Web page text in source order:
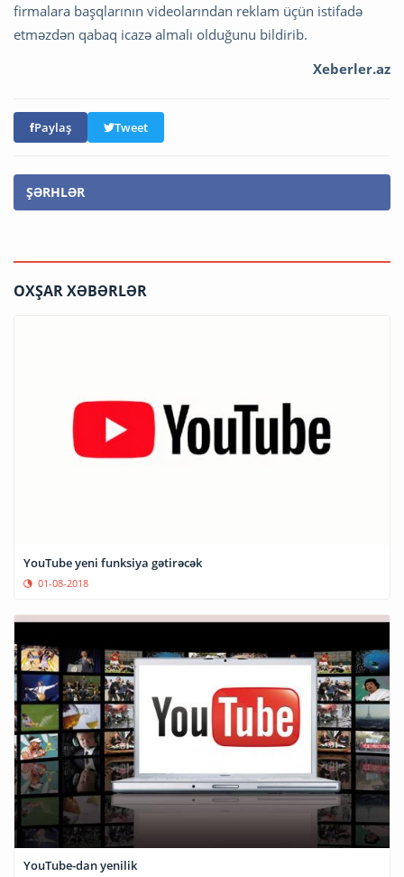
firmalara başqlarının videolarından reklam üçün istifadə
etməzdən qabaq icazə almalı olduğunu bildirib.
Xeberler.az
Paylaş Tweet
ŞƏRHLƏR
OXŞAR XƏBƏRLƏR
YouTube yeni funksiya gətirəcək
01-08-2018
YouTube-dan yenilik